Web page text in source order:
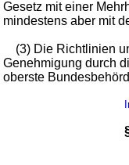
Gesetz mit einer
mindestens aber mit
(3) Die Richtlinien
Genehmigung durch
oberste